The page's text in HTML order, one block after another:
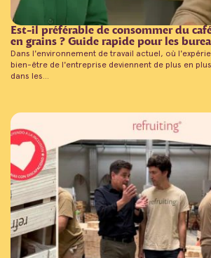
Est-il préférable de consommer du
en grains ? Guide rapide pour les
Dans l'environnement de travail actuel, où
bien-être de l'entreprise deviennent de plus en
dans les...